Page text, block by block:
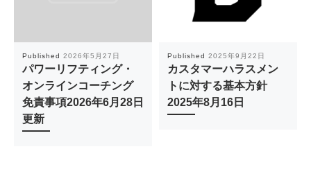
Published 2026年5月27日
パワーリフティング・
オンラインコーチング
免責事項2026年6月28日
更新
Published 2025年9月22日
カスタマーハラスメン
トに対する基本方針
2025年8月16日